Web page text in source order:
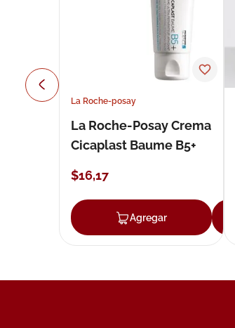
La Roche-posay
La Roche-Posay Crema
Cicaplast Baume B5+
$16,17
Agregar